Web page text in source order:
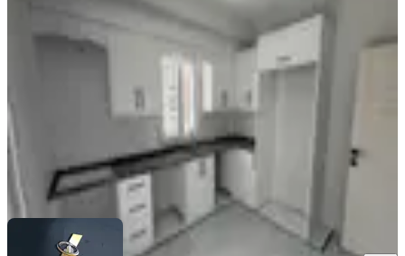
Erdemli, Akdeniz Mahallesi
3. Kat ·06.08.2026
lamos inşaat gayrimenkulMehmet Basar